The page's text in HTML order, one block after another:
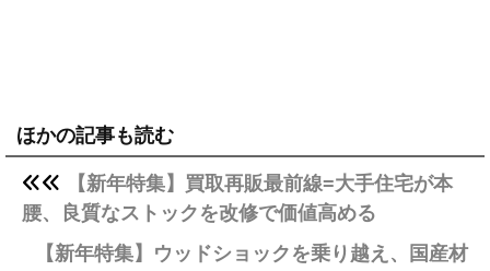
ほかの記事も読む
【新年特集】買取再販最前線=大手住宅が本
腰、良質なストックを改修で価値高める
【新年特集】ウッドショックを乗り越え、国産材